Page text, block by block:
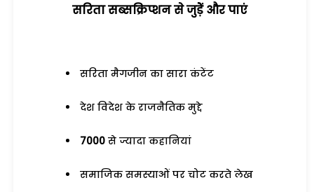
सरिता सब्सक्रिप्शन से जुड़ेें और पाएं
सरिता मैगजीन का सारा कंटेंट
देश विदेश के राजनैतिक मुद्दे
7000 से ज्यादा कहानियां
समाजिक समस्याओं पर चोट करते लेख